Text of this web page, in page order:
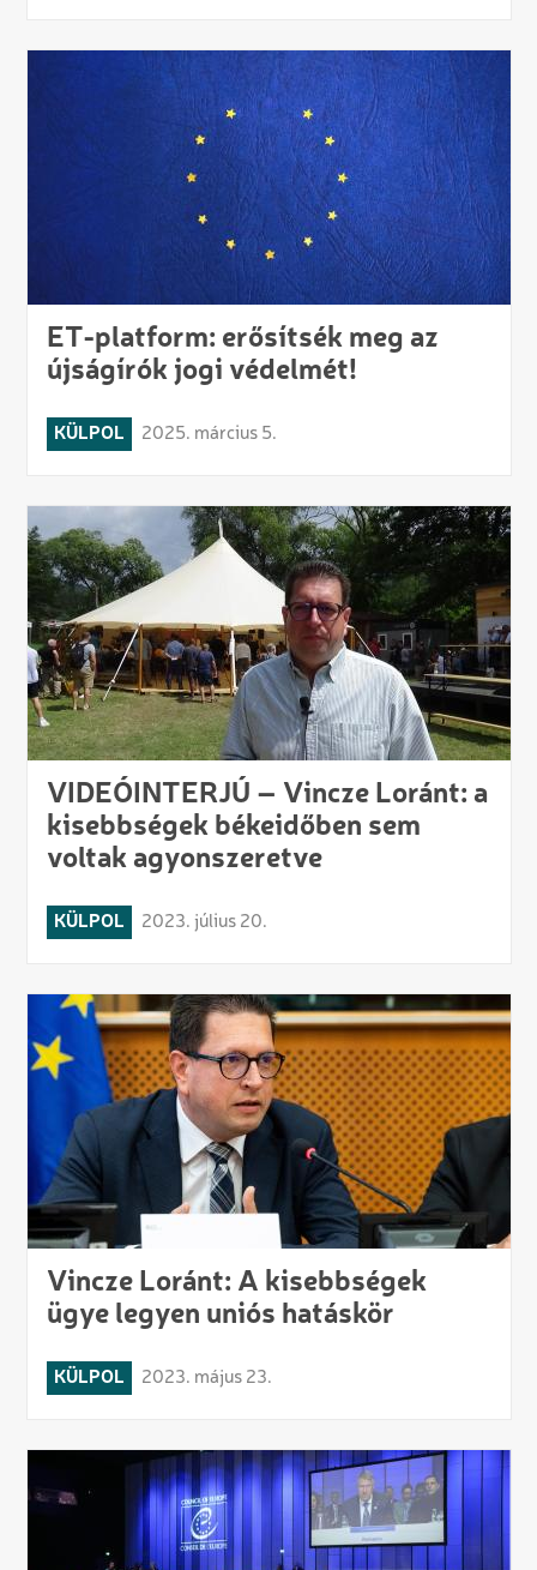
ET-platform: erősítsék meg az
újságírók jogi védelmét!
KÜLPOL 2025. március 5.
VIDEÓINTERJÚ – Vincze Loránt: a
kisebbségek békeidőben sem
voltak agyonszeretve
KÜLPOL 2023. július 20.
Vincze Loránt: A kisebbségek
ügye legyen uniós hatáskör
KÜLPOL 2023. május 23.